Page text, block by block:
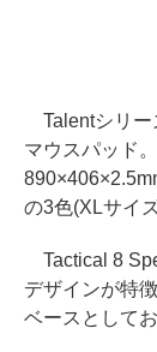
Talentシリー
マウスパッド
の3色(XLサイ
Tactical 8
デザインが特
ベースとして